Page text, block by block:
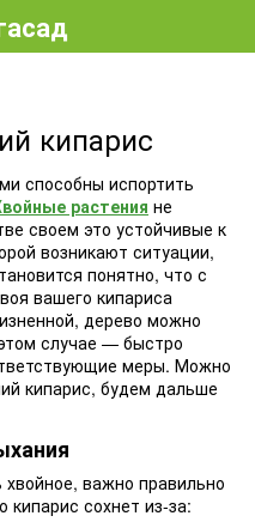
кипарис
способны испортить
растения не
своем это устойчивые к
возникают ситуации,
понятно, что с
вашего кипариса
дерево можно
случае — быстро
меры. Можно
кипарис, будем дальше
важно правильно
кипарис сохнет из-за: